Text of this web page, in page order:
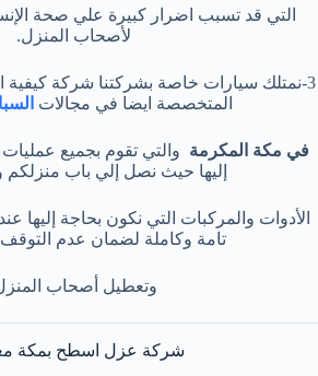
التي قد تسبب اضرار كبيرة علي صحة
لأصحاب المنزل.​
3-نمتلك سيارات خاصة بشركتنا شركة كيفية
المتخصصة ايضا في مجالات
في مكة المكرمة والتي تقوم بجميع عمليات
إليها حيث نصل إلي باب منزلكم
الأدوات والمركبات التي نكون بحاجة إليها
تامة وكاملة لضمان عدم التوقف
وتعطيل أصحاب
شركة عزل اسطح بمكة